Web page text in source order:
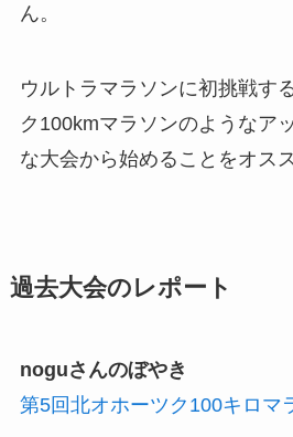
ん。
ウルトラマラソンに初挑戦す
ク100kmマラソンのようなア
な大会から始めることをオス
過去大会のレポート
noguさんのぼやき
第5回北オホーツク100キロマ